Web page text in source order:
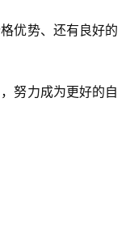
优势、还有良好的
努力成为更好的自